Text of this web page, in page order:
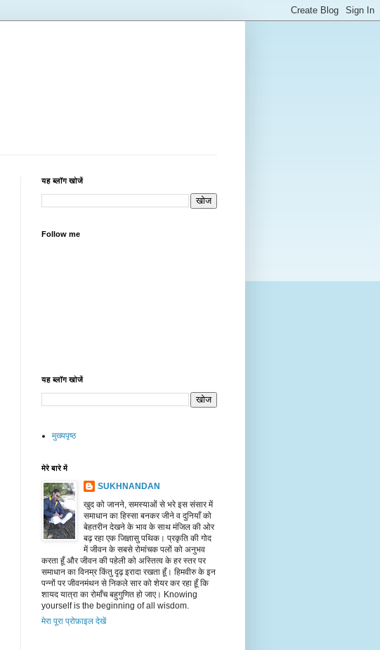
यह ब्लॉग खोजें
Follow me
यह ब्लॉग खोजें
मुख्यपृष्ठ
मेरे बारे में
SUKHNANDAN
खुद को जानने, समस्याओं से भरे इस संसार में
समाधान का हिस्सा बनकर जीने व दुनियाँ को
बेहतरीन देखने के भाव के साथ मंजिल की ओर
बढ़ रहा एक जिज्ञासु पथिक। प्रकृति की गोद
में जीवन के सबसे रोमांचक पलों को अनुभव
करता हूँ और जीवन की पहेली को अस्तित्व के हर स्तर पर
समाधान का विनम्र किंतु दृढ़ इरादा रखता हूँ। हिमवीरु के इन
पन्नों पर जीवनमंथन से निकले सार को शेयर कर रहा हूँ कि
शायद यात्रा का रोमाँच बहुगुणित हो जाए। Knowing
yourself is the beginning of all wisdom.
मेरा पूरा प्रोफ़ाइल देखें